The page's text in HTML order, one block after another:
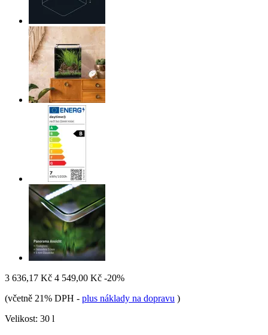
3 636,17 Kč 4 549,00 Kč -20%
(včetně 21% DPH - plus náklady na dopravu )
Velikost: 30 l